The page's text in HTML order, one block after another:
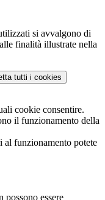
si avvalgono di
finalità illustrate nella
tutti i cookies
cookie consentire.
il funzionamento della
al funzionamento potete
possono essere